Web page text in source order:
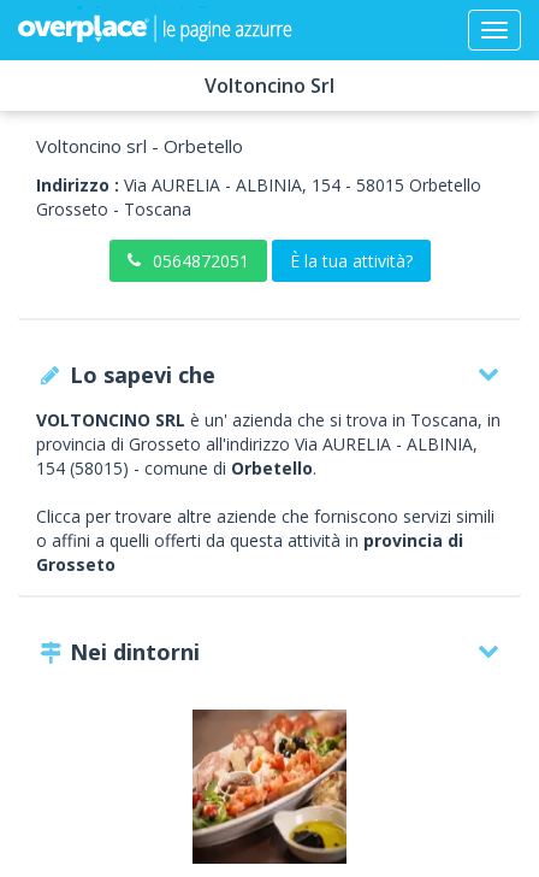
Voltoncino Srl
Voltoncino srl - Orbetello
Indirizzo : Via AURELIA - ALBINIA, 154 - 58015 Orbetello
Grosseto - Toscana
0564872051 È la tua attività?
Lo sapevi che
VOLTONCINO SRL è un' azienda che si trova in Toscana, in
provincia di Grosseto all'indirizzo Via AURELIA - ALBINIA,
154 (58015) - comune di Orbetello.
Clicca per trovare altre aziende che forniscono servizi simili
o affini a quelli offerti da questa attività in provincia di
Grosseto
Nei dintorni